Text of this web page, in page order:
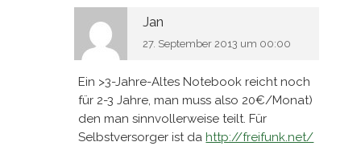
Jan
27. September 2013 um 00:00
Ein >3-Jahre-Altes Notebook reicht noch
für 2-3 Jahre, man muss also 20€/Monat)
den man sinnvollerweise teilt. Für
Selbstversorger ist da http://freifunk.net/